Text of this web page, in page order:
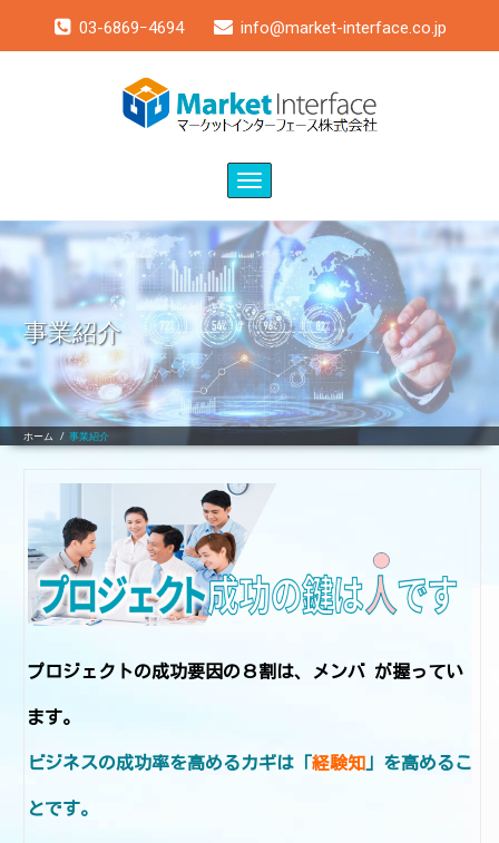
03-6869ｰ4694 info@market-interface.co.jp
Toggle
navigation
事業紹介
ホーム / 事業紹介
プロジェクトの成功要因の８割は、メンバ が握ってい
ます｡
ビジネスの成功率を高めるカギは「経験知 」を高めるこ
とです。